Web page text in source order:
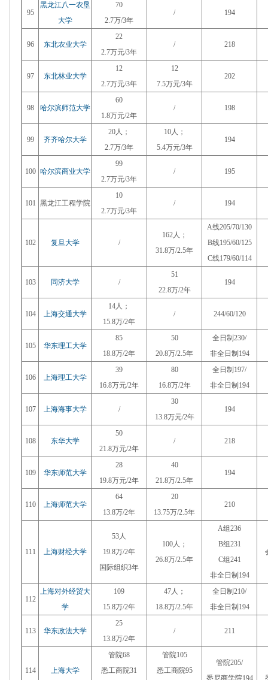
95
黑龙江八一农垦
大学
70
2.7万/3年
/ 194
96 东北农业大学
22
2.7万元/3年
/ 218
97 东北林业大学
12
2.7万元/3年
12
7.5万元/3年
202
98 哈尔滨师范大学
60
1.8万元/2年
/ 198
99 齐齐哈尔大学
20人；
2.7万/3年
10人；
5.4万元/3年
194
100 哈尔滨商业大学
99
2.7万元/3年
/ 195
101 黑龙江工程学院
10
2.7万元/3年
/ 194
102 复旦大学 /
162人；
31.8万/2.5年
A线205/70/130
B线195/60/125
C线179/60/114
103 同济大学 /
51
22.8万/2年
194
104 上海交通大学
14人；
15.8万/2年
/ 244/60/120
105 华东理工大学
85
18.8万/2年
50
20.8万/2.5年
全日制230/
非全日制194
106 上海理工大学
39
16.8万元/2年
80
16.8万/2年
全日制197/
非全日制194
107 上海海事大学 /
30
13.8万元/2年
194
108 东华大学
50
21.8万元/2年
/ 218
109 华东师范大学
28
19.8万元/2年
40
21.8万/2.5年
194
110 上海师范大学
64
13.8万/2年
20
13.75万/2.5年
210
111 上海财经大学
53人
19.8万/2年
国际组织3年
100人；
26.8万/2.5年
A组236
B组231
C组241
非全日制194
112
上海对外经贸大
学
109
15.8万/2年
47人；
18.8万/2.5年
全日制210/
非全日制194
113 华东政法大学
25
13.8万/2年
/ 211
114 上海大学
管院68
悉工商院31
管院105
悉工商院95
管院205/
悉尼商学院194